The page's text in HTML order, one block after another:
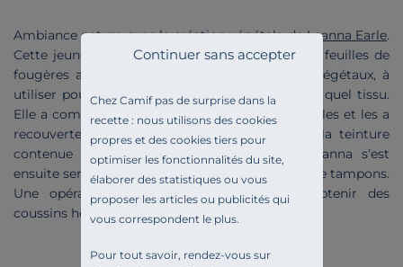
Ambiance nature avec lacréation végétale de Leanna Earle.
Cette jeune graphiste vous invite à utiliser des feuilles de
fougères afin de créer de véritables tampons végétaux, à
utiliser pour décorer vos coussins ou n’importe quel tissu.
Elle a commencé par sélectionner de belles feuilles et les a
recouvertes au pinceau puis au rouleau avec la teinture
contenue dans le kit de personnalisation. Leanna s’est
ensuite servie des feuilles comme s’il s’agissait de tampons.
Une opération rapide mais délicate pour obtenir des
coussins hors du commun.
Chez Camif pas de surprise dans la
recette : nous utilisons des cookies
propres et des cookies tiers pour
optimiser les fonctionnalités du site,
élaborer des statistiques ou vous
proposer les articles ou publicités qui
vous correspondent le plus.
Pour tout savoir, rendez-vous sur
Continuer sans accepter